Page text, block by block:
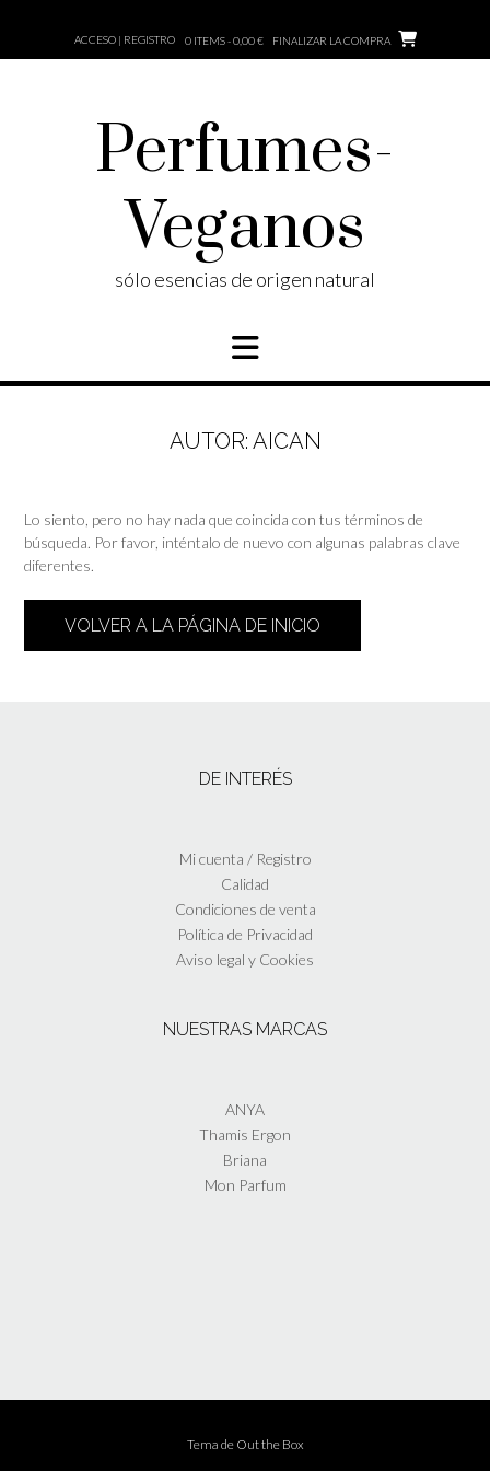
contenido
ACCESO | REGISTRO 0 ITEMS - 0,00 € FINALIZAR LA COMPRA
Perfumes-
Veganos
sólo esencias de origen natural
AUTOR: AICAN
Lo siento, pero no hay nada que coincida con tus términos de
búsqueda. Por favor, inténtalo de nuevo con algunas palabras clave
diferentes.
VOLVER A LA PÁGINA DE INICIO
DE INTERÉS
Mi cuenta / Registro
Calidad
Condiciones de venta
Política de Privacidad
Aviso legal y Cookies
NUESTRAS MARCAS
ANYA
Thamis Ergon
Briana
Mon Parfum
Tema de Out the Box